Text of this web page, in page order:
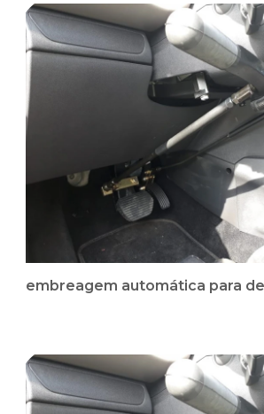
embreagem automática para